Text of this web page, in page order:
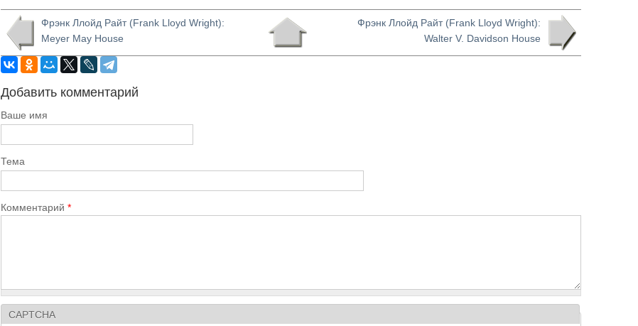
Фрэнк Ллойд Райт (Frank Lloyd Wright):
Meyer May House
Фрэнк Ллойд Райт (Frank Lloyd Wright):
Walter V. Davidson House
Добавить комментарий
Ваше имя
Тема
Комментарий*
CAPTCHA